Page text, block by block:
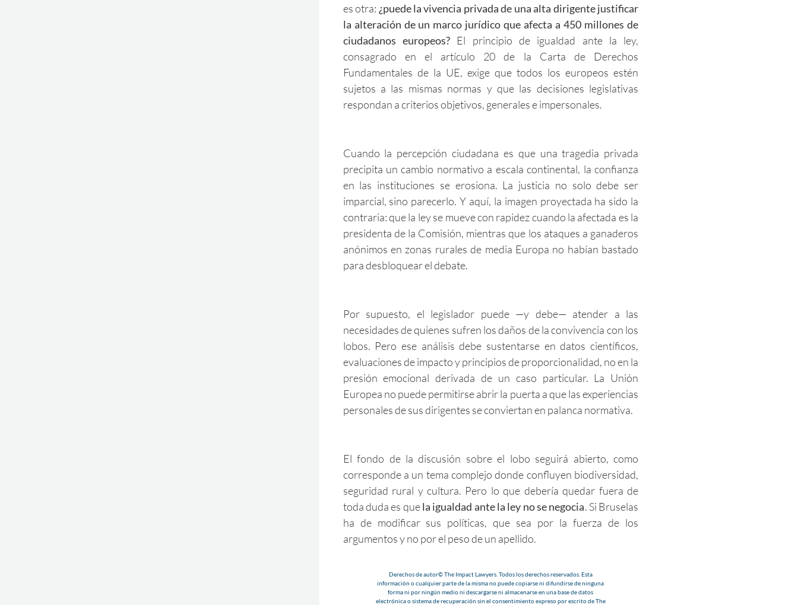
es otra: ¿puede la vivencia privada de una alta dirigente justificar
la alteración de un marco jurídico que afecta a 450 millones de
ciudadanos europeos?El principio de igualdad ante la ley,
consagrado en el artículo 20 de la Carta de Derechos
Fundamentales de la UE, exige que todos los europeos estén
sujetos a las mismas normas y que las decisiones legislativas
respondan a criterios objetivos, generales e impersonales.
Cuando la percepción ciudadana es que una tragedia privada
precipita un cambio normativo a escala continental, la confianza
en las instituciones se erosiona. La justicia no solo debe ser
imparcial, sino parecerlo. Y aquí, la imagen proyectada ha sido la
contraria: que la ley se mueve con rapidez cuando la afectada es la
presidenta de la Comisión, mientras que los ataques a ganaderos
anónimos en zonas rurales de media Europa no habían bastado
para desbloquear el debate.
Por supuesto, el legislador puede —y debe— atender a las
necesidades de quienes sufren los daños de la convivencia con los
lobos. Pero ese análisis debe sustentarse en datos científicos,
evaluaciones de impacto y principios de proporcionalidad, no en la
presión emocional derivada de un caso particular. La Unión
Europea no puede permitirse abrir la puerta a que las experiencias
personales de sus dirigentes se conviertan en palanca normativa.
El fondo de la discusión sobre el lobo seguirá abierto, como
corresponde a un tema complejo donde confluyen biodiversidad,
seguridad rural y cultura. Pero lo que debería quedar fuera de
toda duda es quela igualdad ante la ley no se negocia. Si Bruselas
ha de modificar sus políticas, que sea por la fuerza de los
argumentos y no por el peso de un apellido.
Derechos de autor© The Impact Lawyers. Todos los derechos reservados. Esta
información o cualquier parte de la misma no puede copiarse ni difundirse de ninguna
forma ni por ningún medio ni descargarse ni almacenarse en una base de datos
electrónica o sistema de recuperación sin el consentimiento expreso por escrito de The